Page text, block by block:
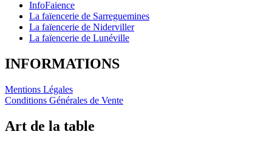
InfoFaience
La faïencerie de Sarreguemines
La faïencerie de Niderviller
La faïencerie de Lunéville
INFORMATIONS
Mentions Légales
Conditions Générales de Vente
Art de la table